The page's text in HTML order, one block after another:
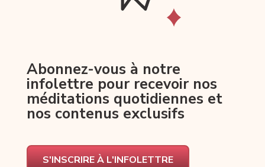
Abonnez-vous à notre
infolettre pour recevoir nos
méditations quotidiennes et
nos contenus exclusifs
S'INSCRIRE À L'INFOLETTRE